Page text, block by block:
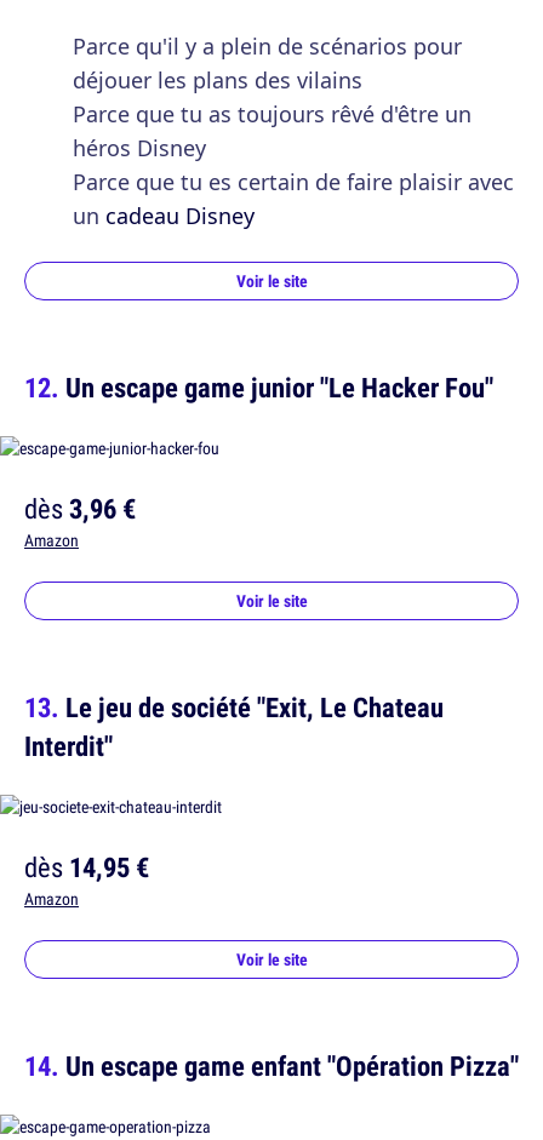
Parce qu'il y a plein de scénarios pour
déjouer les plans des vilains
Parce que tu as toujours rêvé d'être un
héros Disney
Parce que tu es certain de faire plaisir avec
un cadeau Disney
Voir le site
Un escape game junior "Le Hacker Fou"
dès3,96 €
Amazon
Voir le site
Le jeu de société "Exit, Le Chateau
Interdit"
dès14,95 €
Amazon
Voir le site
Un escape game enfant "Opération Pizza"